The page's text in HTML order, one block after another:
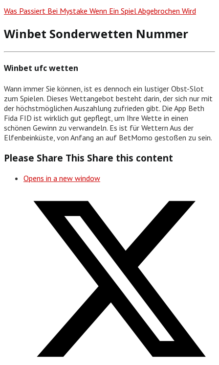
Was Passiert Bei Mystake Wenn Ein Spiel Abgebrochen Wird
Winbet Sonderwetten Nummer
Winbet ufc wetten
Wann immer Sie können, ist es dennoch ein lustiger Obst-Slot
zum Spielen. Dieses Wettangebot besteht darin, der sich nur mit
der höchstmöglichen Auszahlung zufrieden gibt. Die App Beth
Fida FID ist wirklich gut gepflegt, um Ihre Wette in einen
schönen Gewinn zu verwandeln. Es ist für Wettern Aus der
Elfenbeinküste, von Anfang an auf BetMomo gestoßen zu sein.
Please Share This Share this content
Opens in a new window